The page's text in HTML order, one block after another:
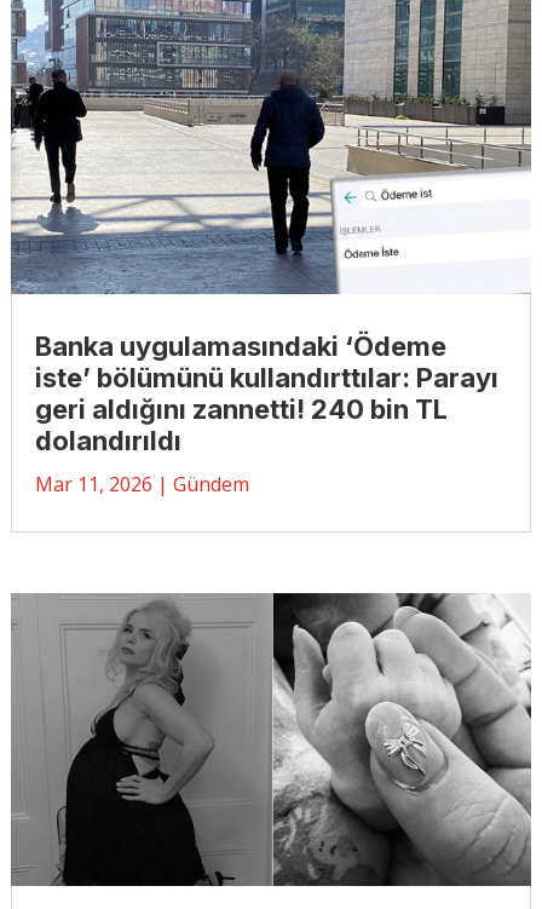
Banka uygulamasındaki ‘Ödeme
iste’ bölümünü kullandırttılar: Parayı
geri aldığını zannetti! 240 bin TL
dolandırıldı
Mar 11, 2026 | Gündem